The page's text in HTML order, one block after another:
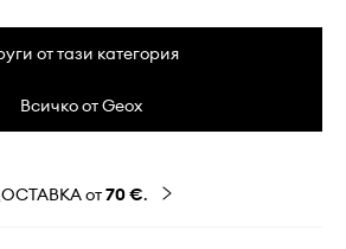
от тази категория
Всичко от Geox
от70 €.